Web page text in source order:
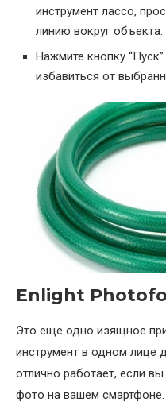
инструмент лассо,
линию вокруг объекта.
Нажмите кнопку
избавиться от
Enlight
Это еще одно изящное
инструмент в одном лице
отлично работает, если
фото на вашем